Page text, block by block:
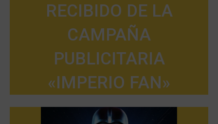
RECIBIDO DE LA
CAMPAÑA
PUBLICITARIA
«IMPERIO FAN»